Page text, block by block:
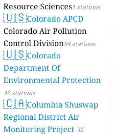
Resource Sciences1 stations
🇺🇸Colorado APCD
Colorado Air Pollution
Control Division94 stations
🇺🇸Colorado
Department Of
Environmental Protection
46 stations
🇨🇦Columbia Shuswap
Regional District Air
Monitoring Project 35